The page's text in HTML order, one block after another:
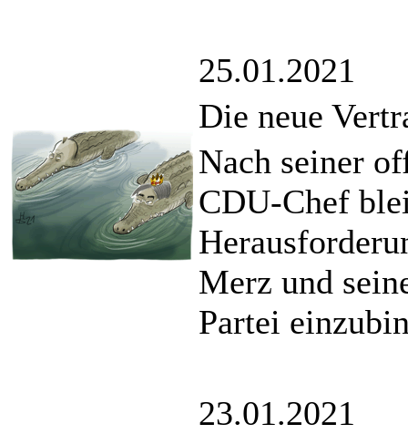
25.01.2021
Die neue
Nach seiner
CDU-Chef
Merz und
Partei
23.01.2021